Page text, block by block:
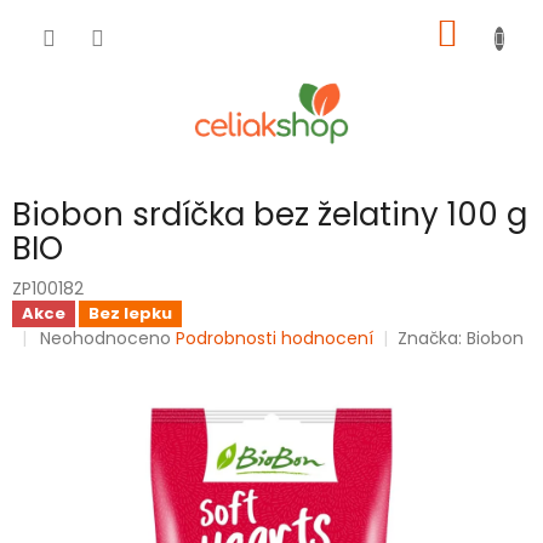
KOŠÍK
Biobon srdíčka bez želatiny 100 g
BIO
ZP100182
Akce Bez lepku
Průměrné
Neohodnoceno Podrobnosti hodnocení Značka: Biobon